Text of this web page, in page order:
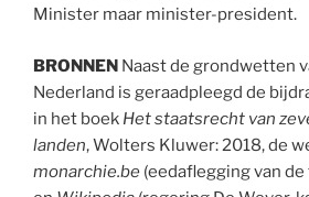
Minister maar minister-president.
BRONNEN Naast de grondwetten
Nederland is geraadpleegd de
in het boek Het staatsrecht van
landen, Wolters Kluwer: 2018, de
monarchie.be (eedaflegging van